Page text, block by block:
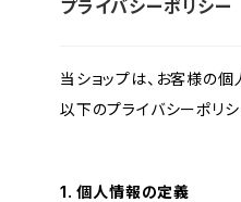
プライバシーポリシー
当ショップは、お客様の
以下のプライバシーポリシ
1. 個人情報の定義